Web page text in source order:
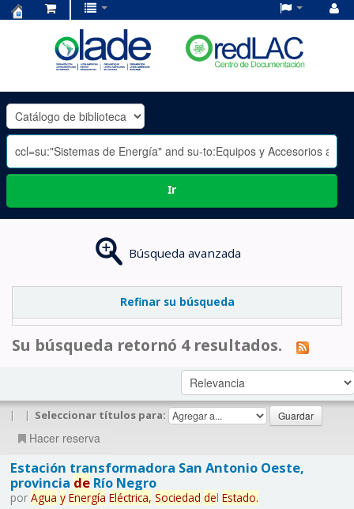
OLADE
-
Ir
Búsqueda avanzada
Refinar su búsqueda
Su búsqueda retornó 4 resultados.
| | Seleccionar títulos para:
Hacer reserva
Estación transformadora San Antonio Oeste,
provincia deRío Negro
por Agua y Energía Eléctrica, Sociedad del Estado.